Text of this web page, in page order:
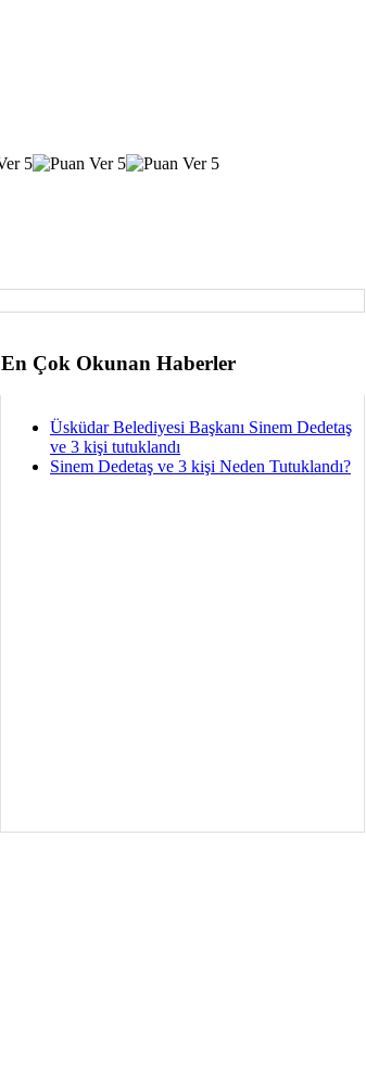
En Çok Okunan Haberler
Üsküdar Belediyesi Başkanı Sinem Dedetaş
ve 3 kişi tutuklandı
Sinem Dedetaş ve 3 kişi Neden Tutuklandı?